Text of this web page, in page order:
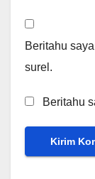
Beritahu
surel.
Beritahu